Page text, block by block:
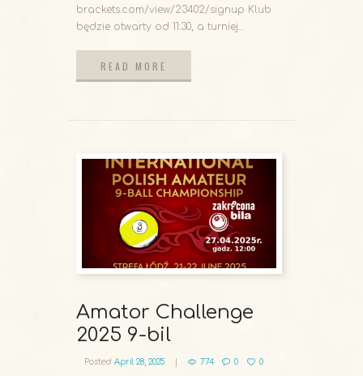
brackets.com/view/23402/signup Klub
będzie otwarty od 11:30, a turniej...
READ MORE
Amator Challenge
2025 9-bil
Posted April 28, 2025 774 0 0